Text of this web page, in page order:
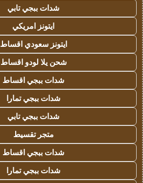
شدات ببجي تابي
ايتونز امريكي
ايتونز سعودي اقساط
شحن يلا لودو اقساط
شدات ببجي اقساط
شدات ببجي تمارا
شدات ببجي تابي
متجر تقسيط
شدات ببجي اقساط
شدات ببجي تمارا